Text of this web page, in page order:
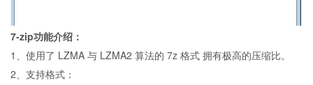
7-zip功能介绍：
1、使用了 LZMA 与 LZMA2 算法的 7z 格式 拥有极高的压缩比。
2、支持格式：